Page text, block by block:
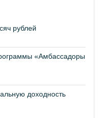
рублей
«Амбассадоры
доходность